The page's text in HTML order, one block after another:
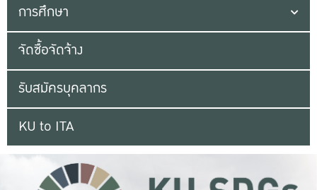
การศึกษา
จัดซื้อจัดจ้าง
รับสมัครบุคลากร
KU to ITA